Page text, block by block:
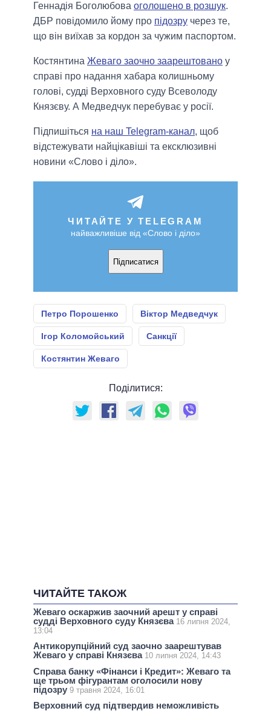
Геннадія Боголюбова оголошено в розшук.
ДБР повідомило йому про підозру через те,
що він виїхав за кордон за чужим паспортом.
Костянтина Жеваго заочно заарештовано у
справі про надання хабара колишньому
голові, судді Верховного суду Всеволоду
Князєву. А Медведчук перебуває у росії.
Підпишіться на наш Telegram-канал, щоб
відстежувати найцікавіші та ексклюзивні
новини «Слово і діло».
ЧИТАЙТЕ У TELEGRAM
найважливіше від «Слово і діло»
Підписатися
Петро Порошенко Віктор Медведчук
Ігор Коломойський Санкції
Костянтин Жеваго
Поділитися:
ЧИТАЙТЕ ТАКОЖ
Жеваго оскаржив заочний арешт у справі
судді Верховного суду Князєва 16 липня 2024,
13:04
Антикорупційний суд заочно заарештував
Жеваго у справі Князєва 10 липня 2024, 14:43
Справа банку «Фінанси і Кредит»: Жеваго та
ще трьом фігурантам оголосили нову
підозру 9 травня 2024, 16:01
Верховний суд підтвердив неможливість